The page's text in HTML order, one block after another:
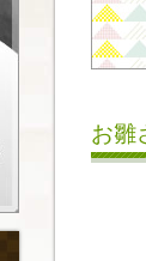
お雛